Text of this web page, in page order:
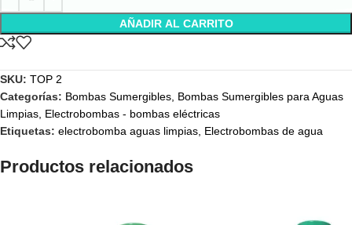
AÑADIR AL CARRITO
SKU: TOP 2
Categorías: Bombas Sumergibles Bombas Sumergibles para Aguas
Limpias Electrobombas - bombas eléctricas
Etiquetas: electrobomba aguas limpias Electrobombas de agua
Productos relacionados